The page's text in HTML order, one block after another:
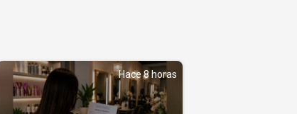
Hace 8 horas